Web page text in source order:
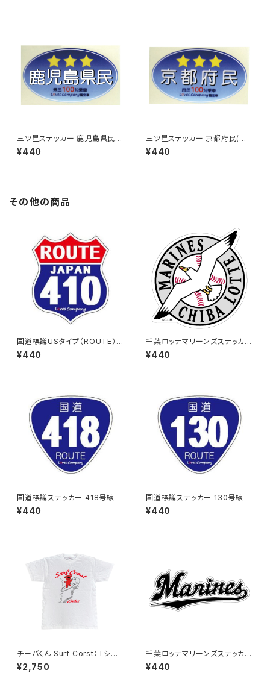
三ツ星ステッカー 鹿児島県民
(ブルー)
¥440
三ツ星ステッカー 京都府民(ブ
ルー)
¥440
その他の商品
国道標識USタイプ（ROUTE）ス
テッカー 410号線
¥440
千葉ロッテマリーンズステッカー
15
¥440
国道標識ステッカー 418号線
¥440
国道標識ステッカー 130号線
¥440
チーバくん Surf Corst：Tシャ
ツ（White）
¥2,750
千葉ロッテマリーンズステッカー
16
¥440